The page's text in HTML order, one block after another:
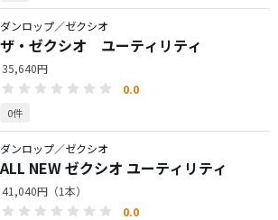
ダンロップ／ゼクシオ
ザ・ゼクシオ ユーティリティ
35,640円
0.0
0件
ダンロップ／ゼクシオ
ALL NEW ゼクシオ ユーティリティ
41,040円（1本）
0.0